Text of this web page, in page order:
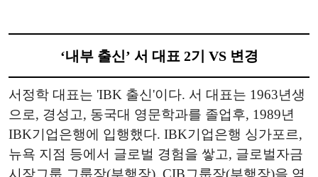
‘내부 출신’ 서 대표 2기 VS 변경
서정학 대표는 'IBK 출신'이다. 서 대표는 1963년생
으로, 경성고, 동국대 영문학과를 졸업후, 1989년
IBK기업은행에 입행했다. IBK기업은행 싱가포르,
뉴욕 지점 등에서 글로벌 경험을 쌓고, 글로벌자금
시장그룹 그룹장(부행장), CIB그룹장(부행장)을 역